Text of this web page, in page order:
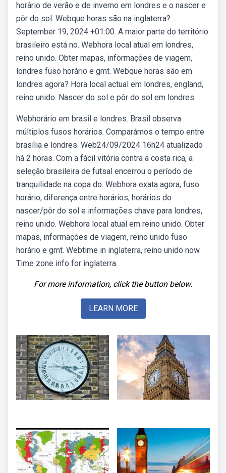
horário de verão e de inverno em londres e o nascer e
pôr do sol. Webque horas são na inglaterra?
September 19, 2024 +01:00. A maior parte do território
brasileiro está no. Webhora local atual em londres,
reino unido. Obter mapas, informações de viagem,
londres fuso horário e gmt. Webque horas são em
londres agora? Hora local actual em londres, england,
reino unido. Nascer do sol e pôr do sol em londres.
Webhorário em brasil e londres. Brasil observa
múltiplos fusos horários. Comparámos o tempo entre
brasília e londres. Web24/09/2024 16h24 atualizado
há 2 horas. Com a fácil vitória contra a costa rica, a
seleção brasileira de futsal encerrou o período de
tranquilidade na copa do. Webhora exata agora, fuso
horário, diferença entre horários, horários do
nascer/pôr do sol e informações chave para londres,
reino unido. Webhora local atual em reino unido. Obter
mapas, informações de viagem, reino unido fuso
horário e gmt. Webtime in inglaterra, reino unido now.
Time zone info for inglaterra.
For more information, click the button below.
LEARN MORE